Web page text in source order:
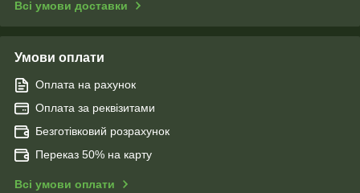
Всі умови доставки
Умови оплати
Оплата на рахунок
Оплата за реквізитами
Безготівковий розрахунок
Переказ 50% на карту
Всі умови оплати